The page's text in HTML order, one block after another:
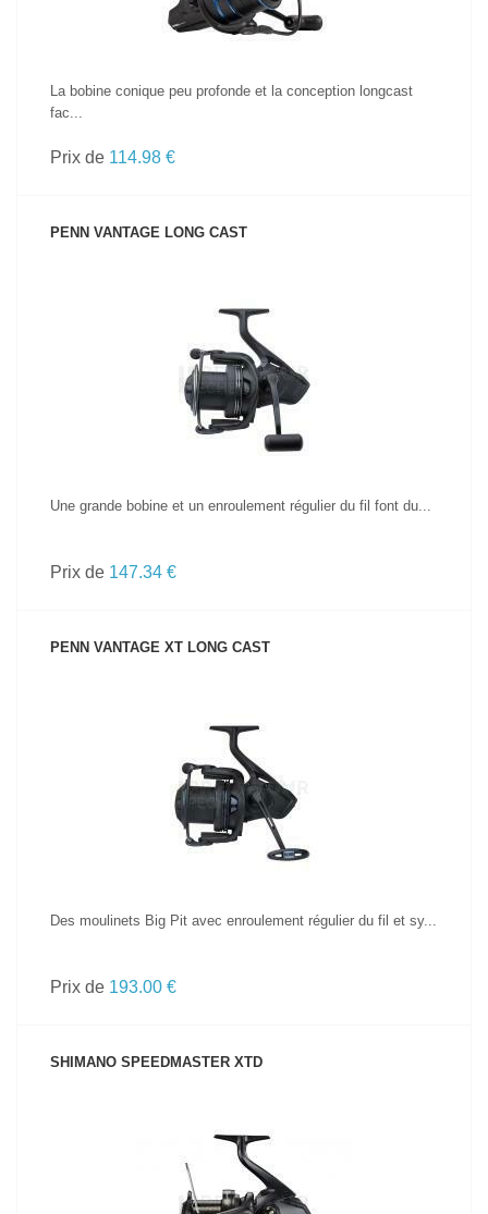
La bobine conique peu profonde et la conception longcast
fac...
Prix de 114.98 €
PENN VANTAGE LONG CAST
VOIR LE PRODUIT
Une grande bobine et un enroulement régulier du fil font du...
Prix de 147.34 €
PENN VANTAGE XT LONG CAST
VOIR LE PRODUIT
Des moulinets Big Pit avec enroulement régulier du fil et sy...
Prix de 193.00 €
SHIMANO SPEEDMASTER XTD
VOIR LE PRODUIT